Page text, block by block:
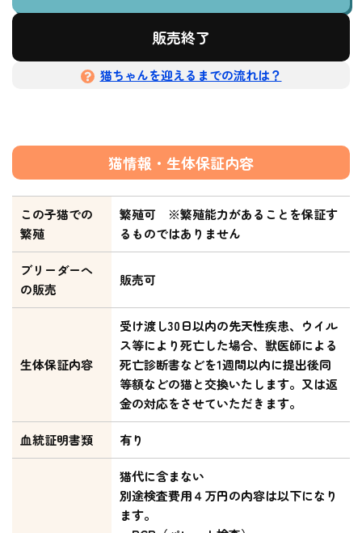
販売終了
猫ちゃんを迎えるまでの流れは？
猫情報・生体保証内容
この子猫での
繁殖
繁殖可 ※繁殖能力があることを保証す
るものではありません
ブリーダーへ
の販売
販売可
生体保証内容
受け渡し30日以内の先天性疾患、ウイル
ス等により死亡した場合、獣医師による
死亡診断書などを1週間以内に提出後同
等額などの猫と交換いたします。又は返
金の対応をさせていただきます。
血統証明書類 有り
猫代に含まない
別途検査費用４万円の内容は以下になり
ます。